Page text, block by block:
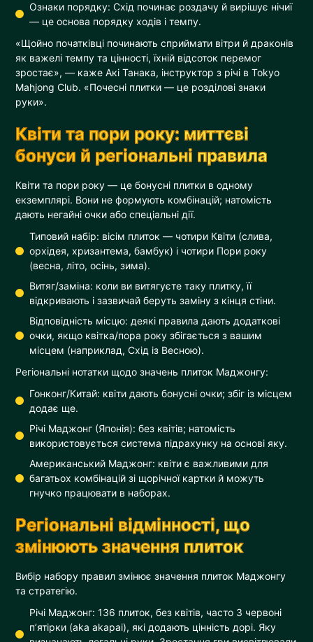
Ознаки порядку: Схід починає роздачу й вирішує нічиї
— це основа порядку ходів і темпу.
«Щойно початківці починають сприймати вітри й драконів
як важелі темпу та цінності, їхній відсоток перемог
зростає», — каже Акі Танака, інструктор з річі в Tokyo
Mahjong Club. «Почесні плитки — це розділові знаки
руки».
Квіти та пори року: миттєві
бонуси й регіональні правила
Квіти та пори року — це бонусні плитки в одному
екземплярі. Вони не формують комбінацій; натомість
дають негайні очки або спеціальні дії.
Типовий набір: вісім плиток — чотири Квіти (слива,
орхідея, хризантема, бамбук) і чотири Пори року
(весна, літо, осінь, зима).
Витяг/заміна: коли ви витягуєте таку плитку, її
відкривають і зазвичай беруть заміну з кінця стіни.
Відповідність місцю: деякі правила дають додаткові
очки, якщо квітка/пора року збігається з вашим
місцем (наприклад, Схід із Весною).
Регіональні нотатки щодо значень плиток Маджонгу:
Гонконг/Китай: квіти дають бонусні очки; збіг із місцем
додає ще.
Річі Маджонг (Японія): без квітів; натомість
використовується система підрахунку на основі яку.
Американський Маджонг: квіти є важливими для
багатьох комбінацій зі щорічної картки й можуть
гнучко працювати в наборах.
Регіональні відмінності, що
змінюють значення плиток
Вибір набору правил змінює значення плиток Маджонгу
та стратегію.
Річі Маджонг: 136 плиток, без квітів, часто 3 червоні
п’ятірки (aka akapai), які додають цінність дорі. Яку